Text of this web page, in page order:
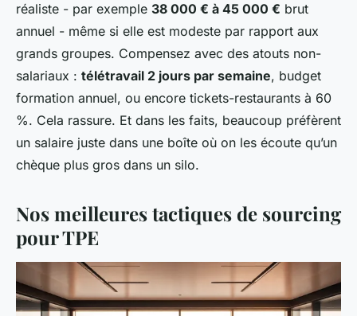
réaliste - par exemple 38 000 € à 45 000 € brut
annuel - même si elle est modeste par rapport aux
grands groupes. Compensez avec des atouts non-
salariaux : télétravail 2 jours par semaine, budget
formation annuel, ou encore tickets-restaurants à 60
%. Cela rassure. Et dans les faits, beaucoup préfèrent
un salaire juste dans une boîte où on les écoute qu’un
chèque plus gros dans un silo.
Nos meilleures tactiques de sourcing
pour TPE